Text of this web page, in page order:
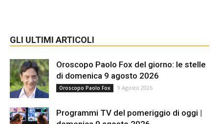
GLI ULTIMI ARTICOLI
Oroscopo Paolo Fox del giorno: le stelle
di domenica 9 agosto 2026
Oroscopo Paolo Fox 9 Agosto 2026
Programmi TV del pomeriggio di oggi |